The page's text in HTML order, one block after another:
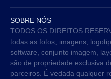
SOBRE NÓS
TODOS OS DIREITOS
todas as fotos, imagens,
software, conjunto imagem,
são de propriedade exclusiva
parceiros. É vedada qualquer